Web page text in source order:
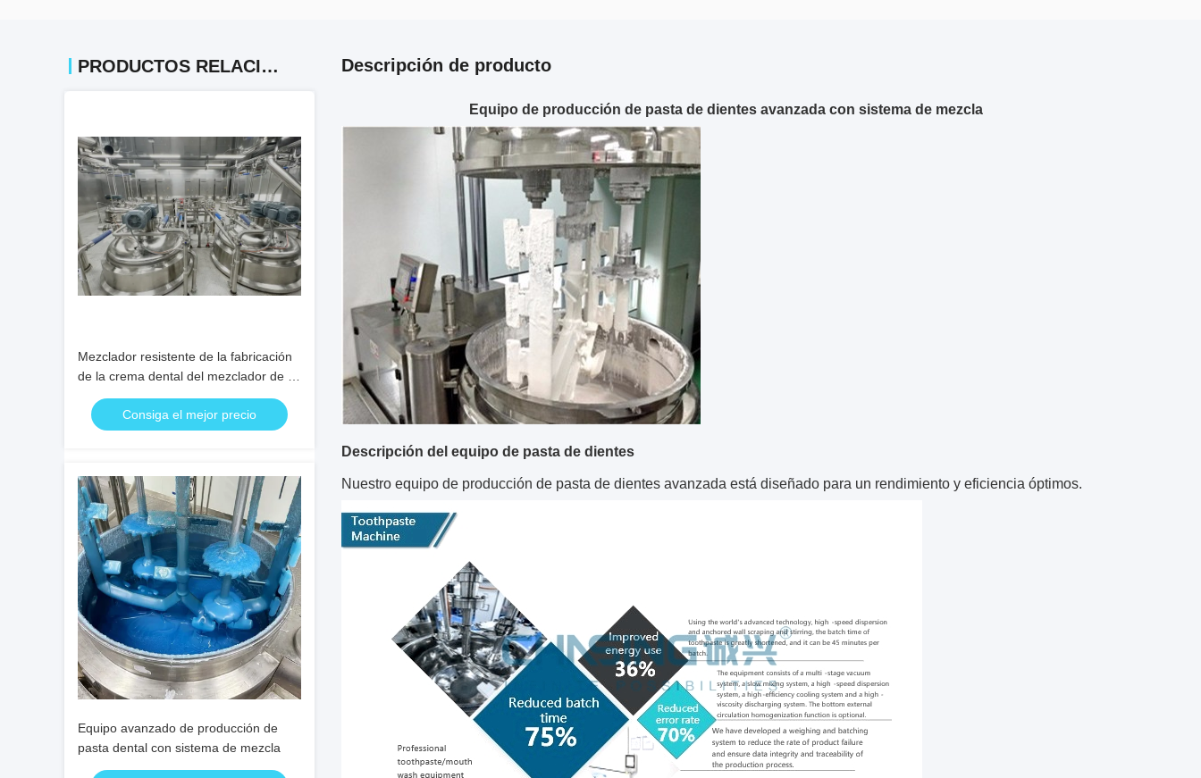
PRODUCTOS RELACIONADOS
Mezclador resistente de la fabricación
de la crema dental del mezclador de la
crema dental
Consiga el mejor precio
Equipo avanzado de producción de
pasta dental con sistema de mezcla
Descripción de producto
Equipo de producción de pasta de dientes avanzada con sistema de mezcla
Descripción del equipo de pasta de dientes
Nuestro equipo de producción de pasta de dientes avanzada está diseñado para un rendimiento y eficiencia óptimos.